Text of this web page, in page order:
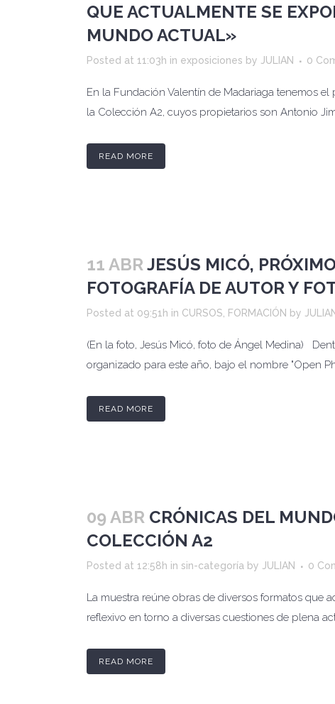
QUE ACTUALMENTE SE
MUNDO ACTUAL»
Posted at 11:03h in exposiciones by JULIAN 0
En la Fundación Valentín de Madariaga tenemos
la Colección A2, cuyos propietarios son Antonio
READ MORE
11 ABRJESÚS MICÓ,
FOTOGRAFÍA DE AUTOR Y
Posted at 09:51h in CURSOS FORMACIÓN by
(En la foto, Jesús Micó, foto de Ángel Medina)
organizado para este año, bajo el nombre "Open
READ MORE
09 ABR CRÓNICAS DEL
COLECCIÓN A2
Posted at 12:58h in sin-categoría by JULIAN 0
La muestra reúne obras de diversos formatos que
reflexivo en torno a diversas cuestiones de plena
READ MORE